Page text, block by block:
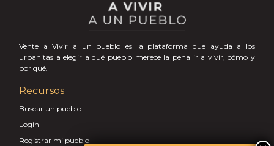
Vente a Vivir a un pueblo es la plataforma que ayuda a los
urbanitas a elegir a qué pueblo merece la pena ir a vivir, cómo y
por qué.
Recursos
Buscar un pueblo
Login
Registrar mi pueblo